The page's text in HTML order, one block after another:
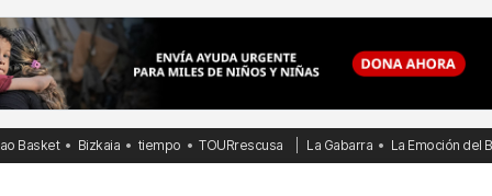
Basket Bizkaia tiempo TOURrescusa La Gabarra La Emoción del